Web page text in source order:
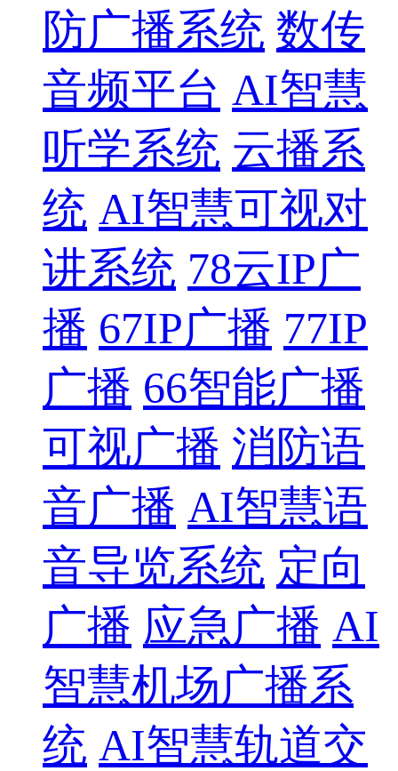
防广播系统 数传
音频平台 AI智慧
听学系统 云播系
统 AI智慧可视对
讲系统 78云IP广
播 67IP广播 77IP
广播 66智能广播
可视广播 消防语
音广播 AI智慧语
音导览系统 定向
广播 应急广播 AI
智慧机场广播系
统 AI智慧轨道交